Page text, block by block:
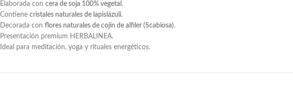
Elaborada con cera de soja 100% vegetal .
Contiene cristales naturales de lapislázuli.
Decorada con flores naturales de cojín de alfiler (Scabiosa).
Presentación premium HERBALINEA.
Ideal para meditación, yoga y rituales energéticos.